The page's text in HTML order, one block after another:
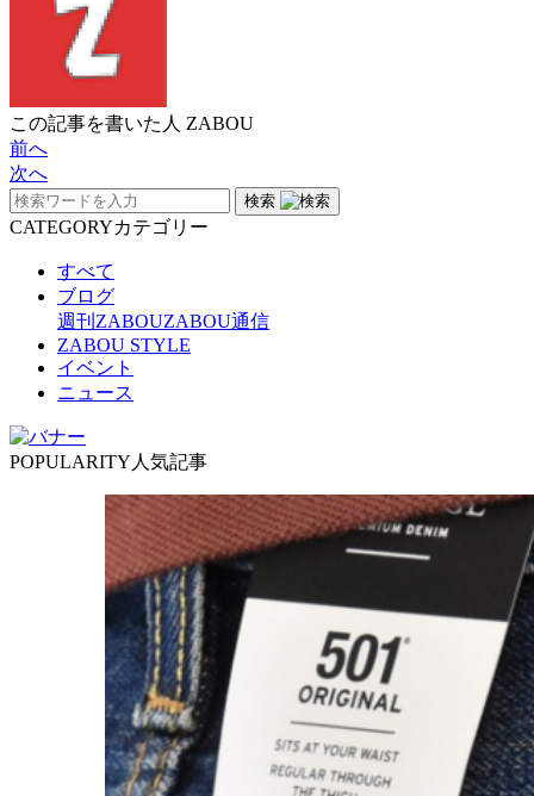
この記事を書いた人 ZABOU
前へ
次へ
検索
CATEGORYカテゴリー
すべて
ブログ
週刊ZABOUZABOU通信
ZABOU STYLE
イベント
ニュース
POPULARITY 人気記事